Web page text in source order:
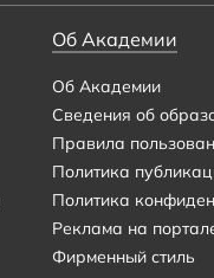
Об Академии
Об Академии
Сведения об
Правила
Политика
Политика
Реклама на
Фирменный стиль